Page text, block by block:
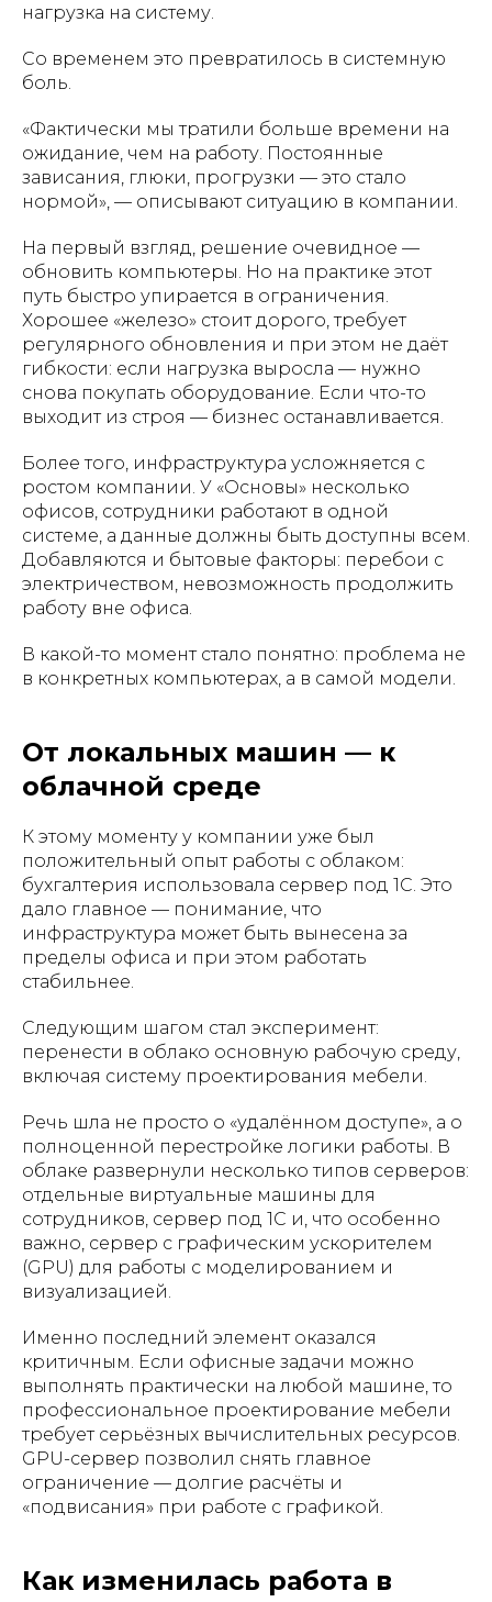
нагрузка на систему.
Со временем это превратилось в системную
боль.
«Фактически мы тратили больше времени на
ожидание, чем на работу. Постоянные
зависания, глюки, прогрузки — это стало
нормой», — описывают ситуацию в компании.
На первый взгляд, решение очевидное —
обновить компьютеры. Но на практике этот
путь быстро упирается в ограничения.
Хорошее «железо» стоит дорого, требует
регулярного обновления и при этом не даёт
гибкости: если нагрузка выросла — нужно
снова покупать оборудование. Если что-то
выходит из строя — бизнес останавливается.
Более того, инфраструктура усложняется с
ростом компании. У «Основы» несколько
офисов, сотрудники работают в одной
системе, а данные должны быть доступны всем.
Добавляются и бытовые факторы: перебои с
электричеством, невозможность продолжить
работу вне офиса.
В какой-то момент стало понятно: проблема не
в конкретных компьютерах, а в самой модели.
От локальных машин — к
облачной среде
К этому моменту у компании уже был
положительный опыт работы с облаком:
бухгалтерия использовала сервер под 1С. Это
дало главное — понимание, что
инфраструктура может быть вынесена за
пределы офиса и при этом работать
стабильнее.
Следующим шагом стал эксперимент:
перенести в облако основную рабочую среду,
включая систему проектирования мебели.
Речь шла не просто о «удалённом доступе», а о
полноценной перестройке логики работы. В
облаке развернули несколько типов серверов:
отдельные виртуальные машины для
сотрудников, сервер под 1С и, что особенно
важно, сервер с графическим ускорителем
(GPU) для работы с моделированием и
визуализацией.
Именно последний элемент оказался
критичным. Если офисные задачи можно
выполнять практически на любой машине, то
профессиональное проектирование мебели
требует серьёзных вычислительных ресурсов.
GPU-сервер позволил снять главное
ограничение — долгие расчёты и
«подвисания» при работе с графикой.
Как изменилась работа в